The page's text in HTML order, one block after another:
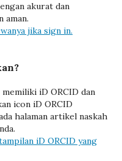
akurat dan
aman.
jika sign in.
iD ORCID dan
icon iD ORCID
halaman artikel naskah
iD ORCID yang